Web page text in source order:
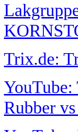
Trix.de:
YouTube:
Rubber